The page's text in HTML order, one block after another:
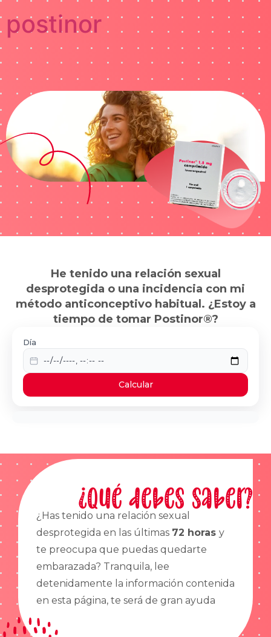
postinor
He tenido una relación sexual
desprotegida o una incidencia con mi
método anticonceptivo habitual. ¿Estoy a
tiempo de tomar Postinor®?
Día
Calcular
¿Qué debes saber?
¿Has tenido una relación sexual
desprotegida en las últimas 72 horas y
te preocupa que puedas quedarte
embarazada? Tranquila, lee
detenidamente la información contenida
en esta página, te será de gran ayuda